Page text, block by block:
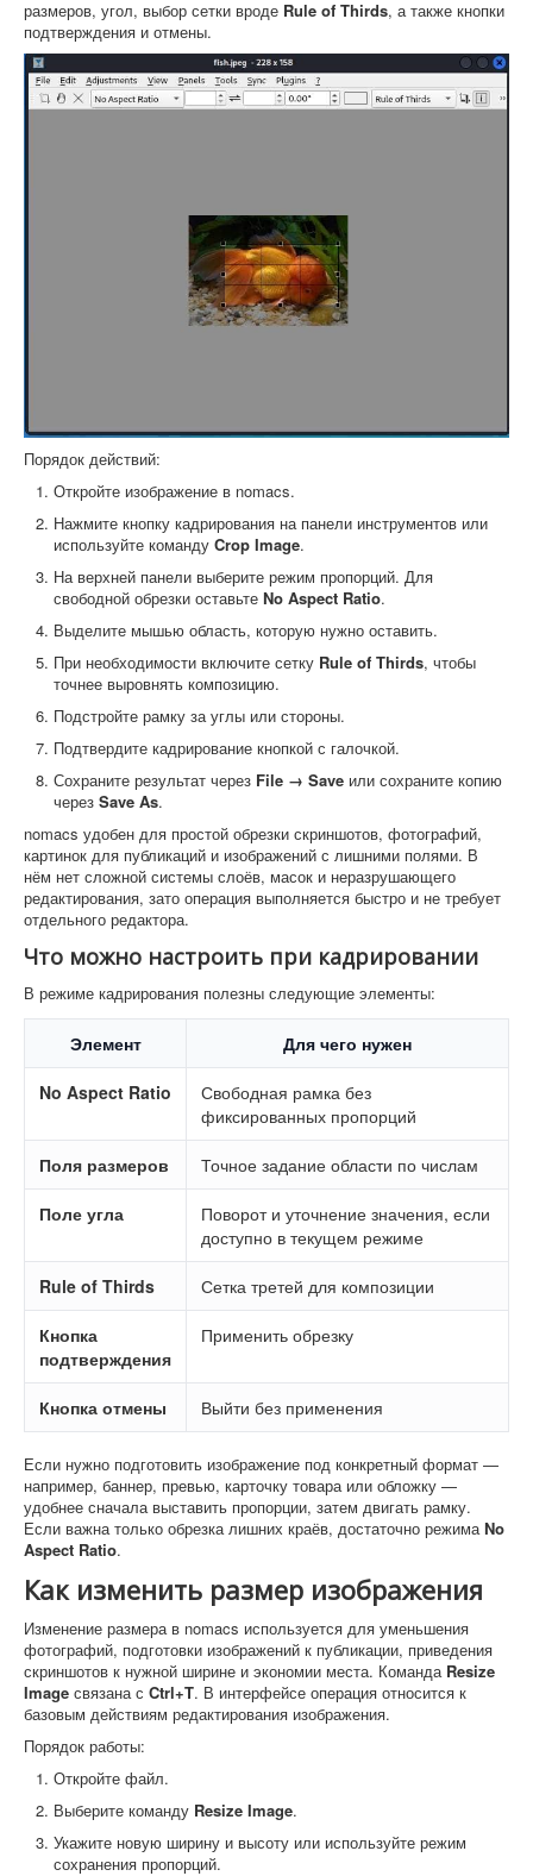
размеров, угол, выбор сетки вроде Rule of Thirds, а также кнопки
подтверждения и отмены.
Порядок действий:
Откройте изображение в nomacs.
Нажмите кнопку кадрирования на панели инструментов или
используйте команду Crop Image.
На верхней панели выберите режим пропорций. Для
свободной обрезки оставьте No Aspect Ratio.
Выделите мышью область, которую нужно оставить.
При необходимости включите сетку Rule of Thirds, чтобы
точнее выровнять композицию.
Подстройте рамку за углы или стороны.
Подтвердите кадрирование кнопкой с галочкой.
Сохраните результат через File → Save или сохраните копию
через Save As.
nomacs удобен для простой обрезки скриншотов, фотографий,
картинок для публикаций и изображений с лишними полями. В
нём нет сложной системы слоёв, масок и неразрушающего
редактирования, зато операция выполняется быстро и не требует
отдельного редактора.
Что можно настроить при кадрировании
В режиме кадрирования полезны следующие элементы:
Элемент Для чего нужен
No Aspect Ratio
Свободная рамка без
фиксированных пропорций
Поля размеров Точное задание области по числам
Поле угла
Поворот и уточнение значения, если
доступно в текущем режиме
Rule of Thirds Сетка третей для композиции
Кнопка
подтверждения
Применить обрезку
Кнопка отмены Выйти без применения
Если нужно подготовить изображение под конкретный формат —
например, баннер, превью, карточку товара или обложку —
удобнее сначала выставить пропорции, затем двигать рамку.
Если важна только обрезка лишних краёв, достаточно режимаNo
Aspect Ratio.
Как изменить размер изображения
Изменение размера в nomacs используется для уменьшения
фотографий, подготовки изображений к публикации, приведения
скриншотов к нужной ширине и экономии места. Команда Resize
Image связана с Ctrl+T. В интерфейсе операция относится к
базовым действиям редактирования изображения.
Порядок работы:
Откройте файл.
Выберите команду Resize Image.
Укажите новую ширину и высоту или используйте режим
сохранения пропорций.